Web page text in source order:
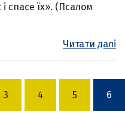
спасе їх». (Псалом
Читати далі
3 4 5 6